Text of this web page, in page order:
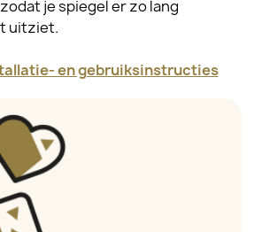
je spiegel er zo lang
uitziet.
en gebruiksinstructies